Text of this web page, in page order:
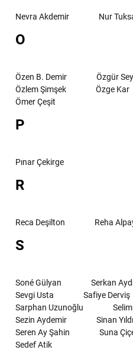
Nevra Akdemir Nur
O
Özen B. Demir
Özgür
Özlem Şimşek
Özge Kar
Ömer Çeşit
P
Pınar Çekirge
R
Reca Deşilton Reha
S
Soné Gülyan Serkan
Sevgi Usta
Safiye Derviş
Sarphan Uzunoğlu
Sezin Aydemir
Sinan
Seren Ay Şahin
Suna
Sedef Atik